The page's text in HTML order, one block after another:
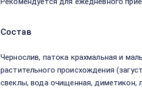
Состав
Чернослив, патока крахмальная и
растительного происхождения
свеклы, вода очищенная, диметикон,